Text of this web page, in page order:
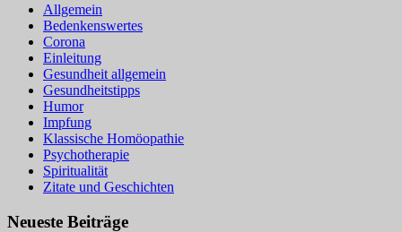
Allgemein
Bedenkenswertes
Corona
Einleitung
Gesundheit allgemein
Gesundheitstipps
Humor
Impfung
Klassische Homöopathie
Psychotherapie
Spiritualität
Zitate und Geschichten
Neueste Beiträge